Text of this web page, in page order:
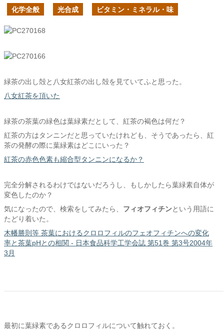
化学全般 光合成 ビタミン・ミネラル・味
緑茶の出し殻と八女紅茶の出し殻を見ていてふと思った。
八女紅茶を頂いた
緑茶の茶葉の緑色は葉緑素だとして、紅茶の褐色は何だ？
紅茶の方はタンニンだと思っていたけれども、そうであったら、紅
茶の発酵の際に葉緑素はどこにいった？
紅茶の赤色色素も縮合型タンニンになるか？
完全分解されるわけではないだろうし、もしかしたら葉緑素自体が
変色したのか？
気になったので、検索をしてみたら、 フィオフィチンという用語に
たどり着いた。
木幡勝則等 茶葉におけるクロロフィルのフェオフィチンへの変化
率と茶葉pHとの相関 - 日本食品科学工学会誌 第51巻 第3号2004年
3月
最初に葉緑素であるクロロフィルについて触れておく。